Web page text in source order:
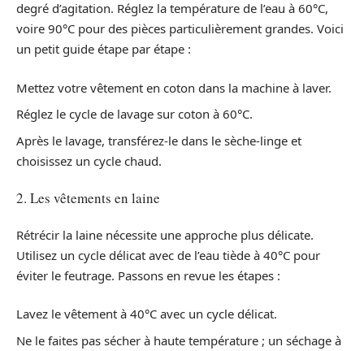
degré d’agitation. Réglez la température de l’eau à 60°C,
voire 90°C pour des pièces particulièrement grandes. Voici
un petit guide étape par étape :
Mettez votre vêtement en coton dans la machine à laver.
Réglez le cycle de lavage sur coton à 60°C.
Après le lavage, transférez-le dans le sèche-linge et
choisissez un cycle chaud.
2. Les vêtements en laine
Rétrécir la laine nécessite une approche plus délicate.
Utilisez un cycle délicat avec de l’eau tiède à 40°C pour
éviter le feutrage. Passons en revue les étapes :
Lavez le vêtement à 40°C avec un cycle délicat.
Ne le faites pas sécher à haute température ; un séchage à